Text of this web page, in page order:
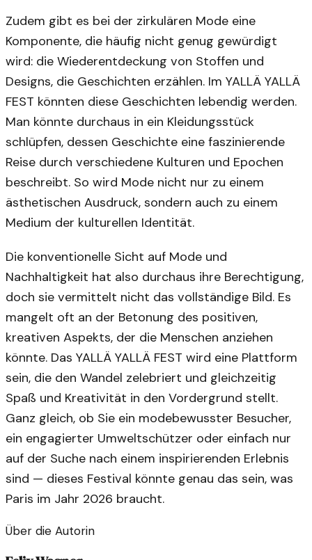
Zudem gibt es bei der zirkulären Mode eine
Komponente, die häufig nicht genug gewürdigt
wird: die Wiederentdeckung von Stoffen und
Designs, die Geschichten erzählen. Im YALLÄ YALLÄ
FEST könnten diese Geschichten lebendig werden.
Man könnte durchaus in ein Kleidungsstück
schlüpfen, dessen Geschichte eine faszinierende
Reise durch verschiedene Kulturen und Epochen
beschreibt. So wird Mode nicht nur zu einem
ästhetischen Ausdruck, sondern auch zu einem
Medium der kulturellen Identität.
Die konventionelle Sicht auf Mode und
Nachhaltigkeit hat also durchaus ihre Berechtigung,
doch sie vermittelt nicht das vollständige Bild. Es
mangelt oft an der Betonung des positiven,
kreativen Aspekts, der die Menschen anziehen
könnte. Das YALLÄ YALLÄ FEST wird eine Plattform
sein, die den Wandel zelebriert und gleichzeitig
Spaß und Kreativität in den Vordergrund stellt.
Ganz gleich, ob Sie ein modebewusster Besucher,
ein engagierter Umweltschützer oder einfach nur
auf der Suche nach einem inspirierenden Erlebnis
sind — dieses Festival könnte genau das sein, was
Paris im Jahr 2026 braucht.
Über die Autorin